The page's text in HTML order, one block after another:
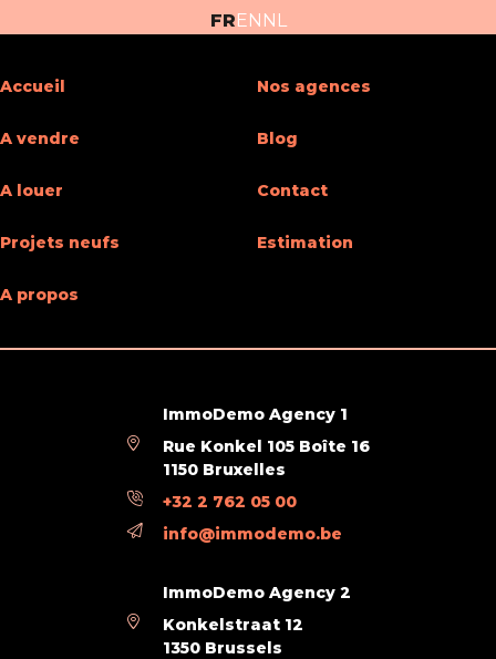
FREN NL
Accueil
A vendre
A louer
Projets neufs
A propos
Nos agences
Blog
Contact
Estimation
ImmoDemo Agency 1
Rue Konkel 105 Boîte 16
1150 Bruxelles
+32 2 762 05 00
info@immodemo.be
ImmoDemo Agency 2
Konkelstraat 12
1350 Brussels